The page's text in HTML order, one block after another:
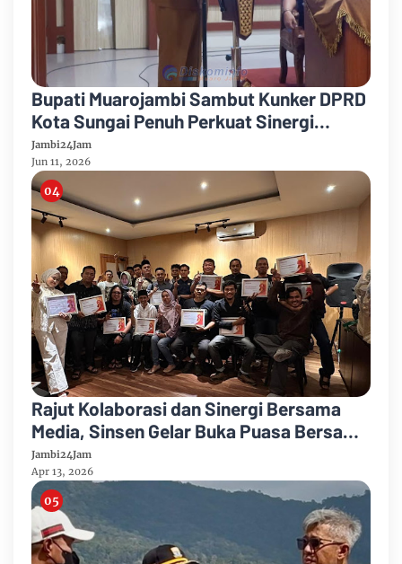
Bupati Muarojambi Sambut Kunker DPRD
Kota Sungai Penuh Perkuat Sinergi
Pembangunan
Jambi24Jam
Jun 11, 2026
Rajut Kolaborasi dan Sinergi Bersama
Media, Sinsen Gelar Buka Puasa Bersama
Journalist 2026
Jambi24Jam
Apr 13, 2026